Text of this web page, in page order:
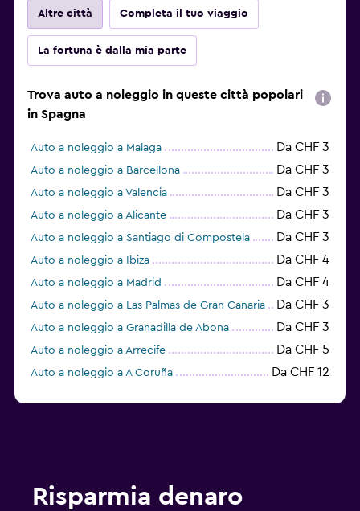
Altre città Completa il tuo viaggio
La fortuna è dalla mia parte
Trova auto a noleggio in queste città popolari
in Spagna
Auto a noleggio a Malaga Da CHF 3
Auto a noleggio a Barcellona Da CHF 3
Auto a noleggio a Valencia Da CHF 3
Auto a noleggio a Alicante Da CHF 3
Auto a noleggio a Santiago di Compostela Da CHF 3
Auto a noleggio a Ibiza Da CHF 4
Auto a noleggio a Madrid Da CHF 4
Auto a noleggio a Las Palmas de Gran Canaria Da CHF 3
Auto a noleggio a Granadilla de Abona Da CHF 3
Auto a noleggio a Arrecife Da CHF 5
Auto a noleggio a A Coruña Da CHF 12
Risparmia denaro